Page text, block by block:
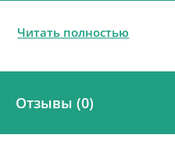
Читать полностью
Отзывы (0)